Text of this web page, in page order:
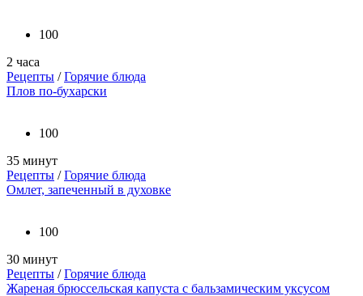
100
2 часа
Рецепты /Горячие блюда
Плов по-бухарски
100
35 минут
Рецепты /Горячие блюда
Омлет, запеченный в духовке
100
30 минут
Рецепты /Горячие блюда
Жареная брюссельская капуста с бальзамическим уксусом